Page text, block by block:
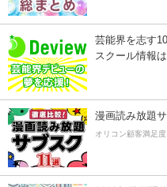
芸能界を志す
スクール情報
漫画読み放題
オリコン顧客満足